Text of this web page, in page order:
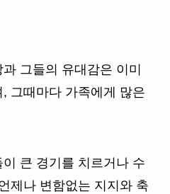
그들의 유대감은 이미
그때마다 가족에게 많은
큰 경기를 치르거나 수
제나 변함없는 지지와 축